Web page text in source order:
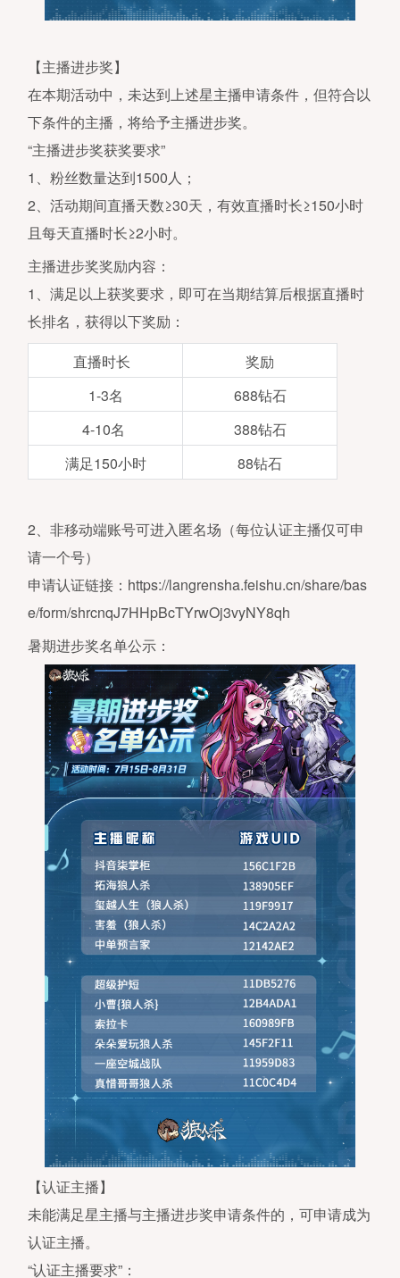
【主播进步奖】
在本期活动中，未达到上述星主播申请条件，但符合以
下条件的主播，将给予主播进步奖。
“主播进步奖获奖要求”
1、粉丝数量达到1500人；
2、活动期间直播天数≥30天，有效直播时长≥150小时
且每天直播时长≥2小时。
主播进步奖奖励内容：
1、满足以上获奖要求，即可在当期结算后根据直播时
长排名，获得以下奖励：
直播时长
奖励
1-3名
688钻石
4-10名
388钻石
满足150小时
88钻石
2、非移动端账号可进入匿名场（每位认证主播仅可申
请一个号）
申请认证链接：https://langrensha.feishu.cn/share/bas
e/form/shrcnqJ7HHpBcTYrwOj3vyNY8qh
暑期进步奖名单公示：
【认证主播】
未能满足星主播与主播进步奖申请条件的，可申请成为
认证主播。
“认证主播要求”：